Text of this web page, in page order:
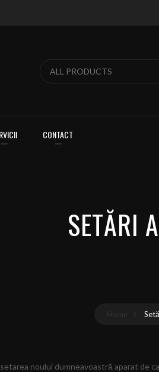
CONTACT
SETĂRI
noului dumneavoastră aparat